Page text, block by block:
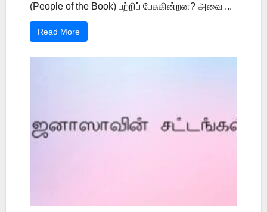
(People of the Book) பற்றிப் பேசுகின்றன? அவை ...
Read More